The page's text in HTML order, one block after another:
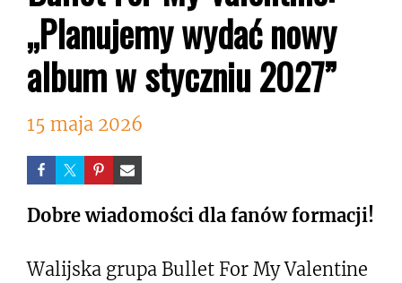
„Planujemy wydać nowy
album w styczniu 2027”
15 maja 2026
Dobre wiadomości dla fanów formacji!
Walijska grupa Bullet For My Valentine